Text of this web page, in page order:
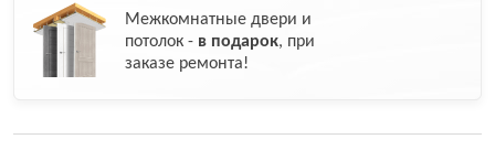
Межкомнатные двери и
потолок - в подарок, при
заказе ремонта!